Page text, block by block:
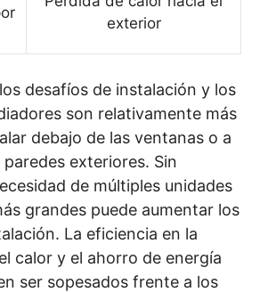
exterior
desafíos de instalación y los
son relativamente más
debajo de las ventanas o a
exteriores. Sin
de múltiples unidades
grandes puede aumentar los
La eficiencia en la
calor y el ahorro de energía
ser sopesados frente a los